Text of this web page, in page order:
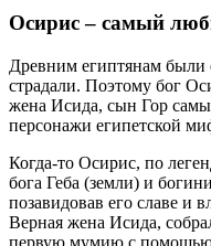
Осирис – самый
Древним египтянам были
страдали. Поэтому бог
жена Исида, сын Гор
персонажи египетской
Когда-то Осирис, по
бога Геба (земли) и
позавидовав его славе и
Верная жена Исида,
первую мумию с помощью